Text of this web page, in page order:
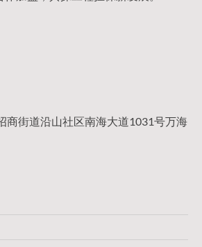
商街道沿山社区南海大道1031号万海